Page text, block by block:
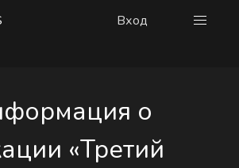
Вход
о
«Третий